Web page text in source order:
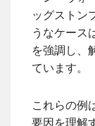
ッグストン
うなケース
を強調し、
ています。
これらの例
要因を理解